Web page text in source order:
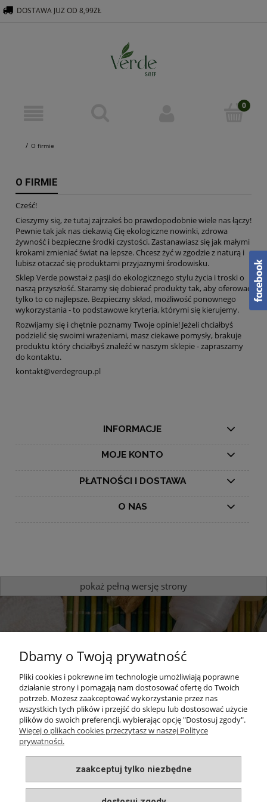
O firmie
DOSTAWA JUZ OD 8,99ZŁ
O FIRMIE
Cześć!
Cieszymy się, że tutaj zajrzałeś bo prawdopodobnie wiele nas łączy!
Pewnie tak jak nas ciekawią Cię ekologiczne nowinki, zdrowa
żywność i bezpieczne środki czystości. Zastanawiasz się jak małymi
krokami zmieniać świat na lepsze. Chcesz żyć w zgodzie z naturą i
lubisz otaczać się produktami przyjaznymi środowisku.
Sklep Verde powstał z pasji do ekologicznego stylu życia i troski o
naszą przyszłość. Staramy się dobierać produkty tak, aby oferować
tylko to co najlepsze. Bezpieczny skład, możliwość ponownego
wykorzystania - to podstawowe kryteria, którymi się kierujemy.
Rozwijamy się i chętnie poznamy Twoje opinie! Jeżeli chciałbyś
podzielić się swoimi wrażeniami, masz ciekawe pomysły, brakuje
produktu który chciałbyś znaleźć w naszym sklepie - zapraszamy
do kontaktu.
kontakt@verdegroup.pl
INFORMACJE
MOJE KONTO
PŁATNOŚCI I DOSTAWA
O NAS
pokaż pełną wersję strony
Sprawdź nasze produkty
zapachowe
sprawdzam
Dbamy o Twoją prywatność
Pliki cookies i pokrewne im technologie umożliwiają poprawne
działanie strony i pomagają nam dostosować ofertę do Twoich
potrzeb. Możesz zaakceptować wykorzystanie przez nas
wszystkich tych plików i przejść do sklepu lub dostosować użycie
plików do swoich preferencji, wybierając opcję "Dostosuj zgody".
Więcej o plikach cookies przeczytasz w naszej Polityce
prywatności.
zaakceptuj tylko niezbędne